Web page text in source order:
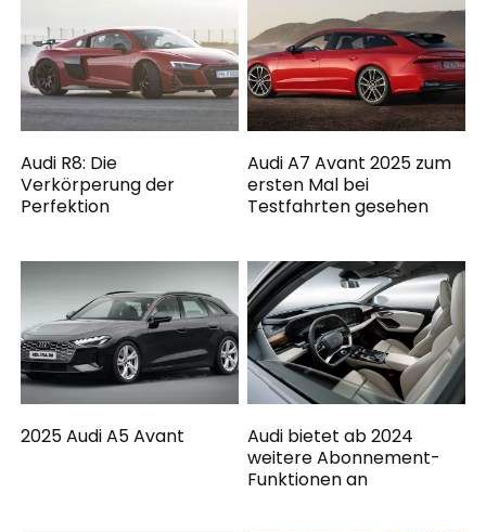
Audi R8: Die
Verkörperung der
Perfektion
Audi A7 Avant 2025 zum
ersten Mal bei
Testfahrten gesehen
2025 Audi A5 Avant
Audi bietet ab 2024
weitere Abonnement-
Funktionen an